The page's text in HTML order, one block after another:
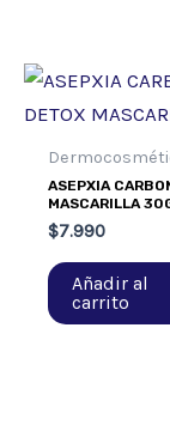
ASEPXIA
MASCARILLA
$7.990
Añadir al
carrito